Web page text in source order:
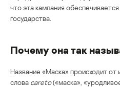
что эта кампания
государства.
Почему она так
Название «Маска» происходит от
слова careto(«маска»,